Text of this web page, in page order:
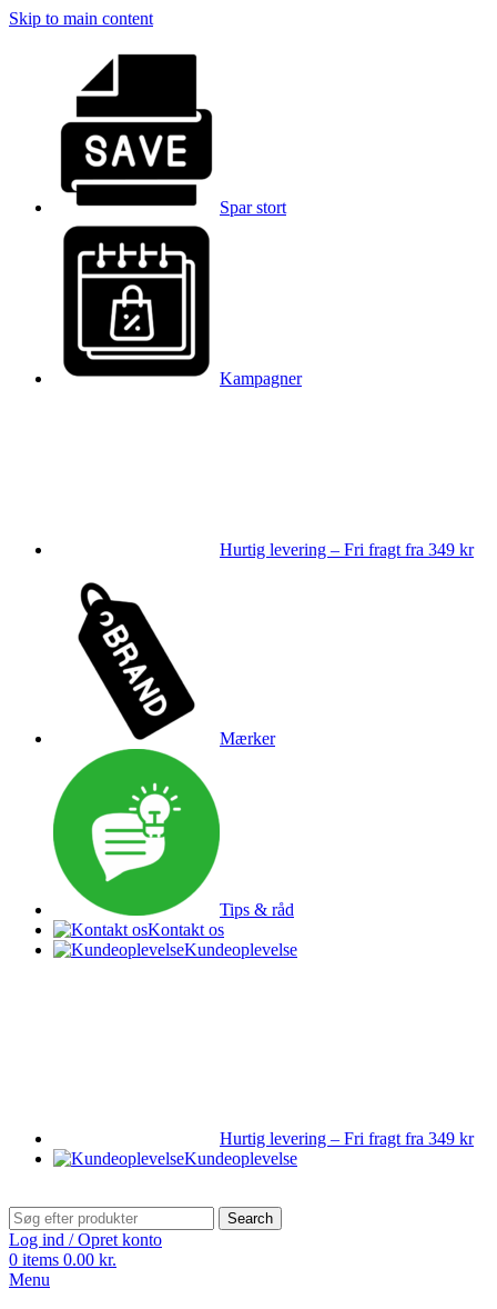
Skip to main content
Spar stort
Kampagner
Hurtig levering – Fri fragt fra 349 kr
Mærker
Tips & råd
Kontakt os
Kundeoplevelse
Hurtig levering – Fri fragt fra 349 kr
Kundeoplevelse
Search
Log ind / Opret konto
0 items 0.00 kr.
Menu